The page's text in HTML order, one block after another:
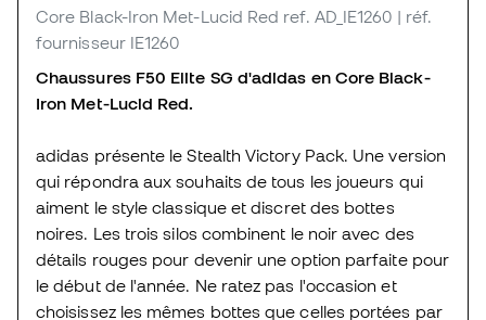
Core Black-Iron Met-Lucid Red ref. AD_IE1260 | réf.
fournisseur IE1260
Chaussures F50 Elite SG d'adidas en Core Black-
Iron Met-Lucid Red.
adidas présente le Stealth Victory Pack. Une version
qui répondra aux souhaits de tous les joueurs qui
aiment le style classique et discret des bottes
noires. Les trois silos combinent le noir avec des
détails rouges pour devenir une option parfaite pour
le début de l'année. Ne ratez pas l'occasion et
choisissez les mêmes bottes que celles portées par